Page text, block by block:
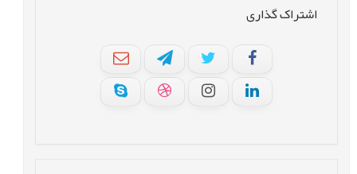
اشتراک گذاری